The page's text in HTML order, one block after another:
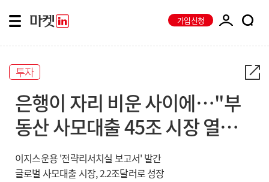
가입신청
투자
은행이 자리 비운 사이에…"부
동산 사모대출 45조 시장 열린
다"
이지스운용 '전략리서치실 보고서' 발간
글로벌 사모대출 시장, 2.2조달러로 성장